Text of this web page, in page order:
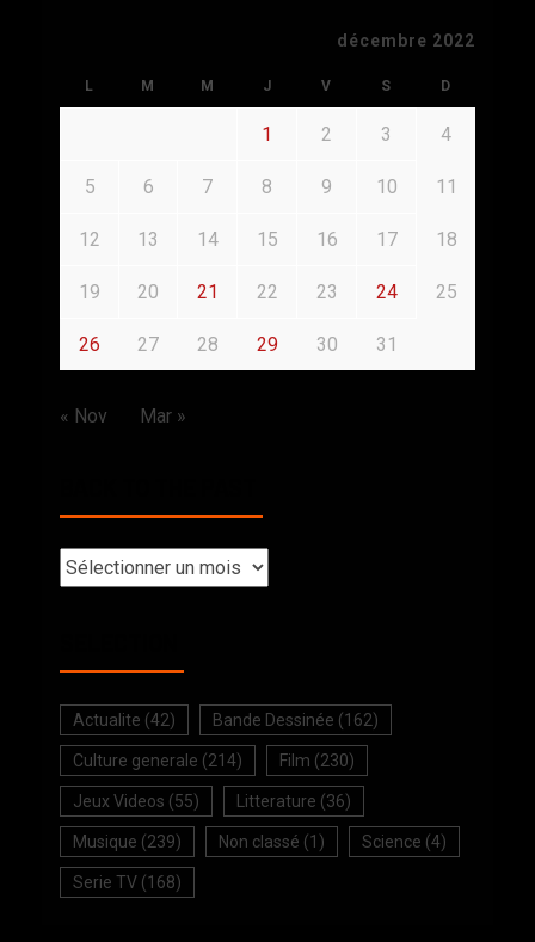
décembre 2022
L M M J V S D
1 2 3 4
5 6 7 8 9 10 11
12 13 14 15 16 17 18
19 20 21 22 23 24 25
26 27 28 29 30 31
« Nov Mar »
Actualite (42) Bande Dessinée (162)
Culture generale (214) Film (230)
Jeux Videos (55) Litterature (36)
Musique (239) Non classé (1) Science (4)
Serie TV (168)